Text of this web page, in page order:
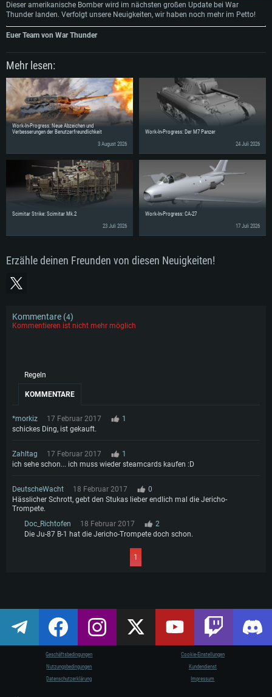
Dieser amerikanische Bomber wird im nächsten großen Update bei War
Thunder landen. Verfolgt unsere Neuigkeiten, wir haben noch mehr im Petto!
Euer Team von War Thunder
Mehr lesen:
Work-In-Progress: Neue Abzeichen und
Verbesserungen der Benutzerfreundlichkeit
3 August 2026
Work-In-Progress: Der M7 Panzer
24 Juli 2026
Scimitar Strike: Scimitar Mk.2
23 Juli 2026
Work-In-Progress: CA-27
17 Juli 2026
Erzähle deinen Freunden von diesen Neuigkeiten!
Kommentare (4)
Kommentieren ist nicht mehr möglich
Regeln
KOMMENTARE
*morkiz 17 Februar 2017
1
schickes Ding, ist gekauft.
Zahltag 17 Februar 2017
1
ich sehe schon... ich muss wieder steamcards kaufen :D
DeutscheWacht 18 Februar 2017
0
Hässlicher Schrott, gebt den Stukas lieber endlich mal die Jericho-
Trompete.
Doc_Richtofen
18 Februar 2017
2
Die Ju-87 B-1 hat die Jericho-Trompete doch schon.
1
Geschäftsbedingungen
Nutzungsbedingungen
Datenschutzerklärung
Cookie-Einstellungen
Kundendienst
Impressum